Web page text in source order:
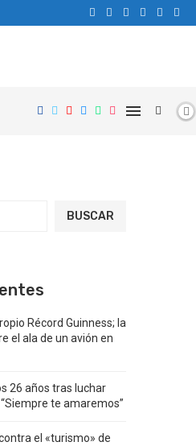
BUSCAR
Récord Guinness; la
el ala de un avión en
26 años tras luchar
te amaremos”
el «turismo» de